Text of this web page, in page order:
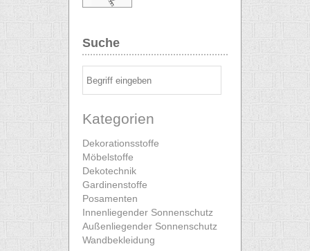
Suche
Kategorien
Dekorationsstoffe
Möbelstoffe
Dekotechnik
Gardinenstoffe
Posamenten
Innenliegender Sonnenschutz
Außenliegender Sonnenschutz
Wandbekleidung